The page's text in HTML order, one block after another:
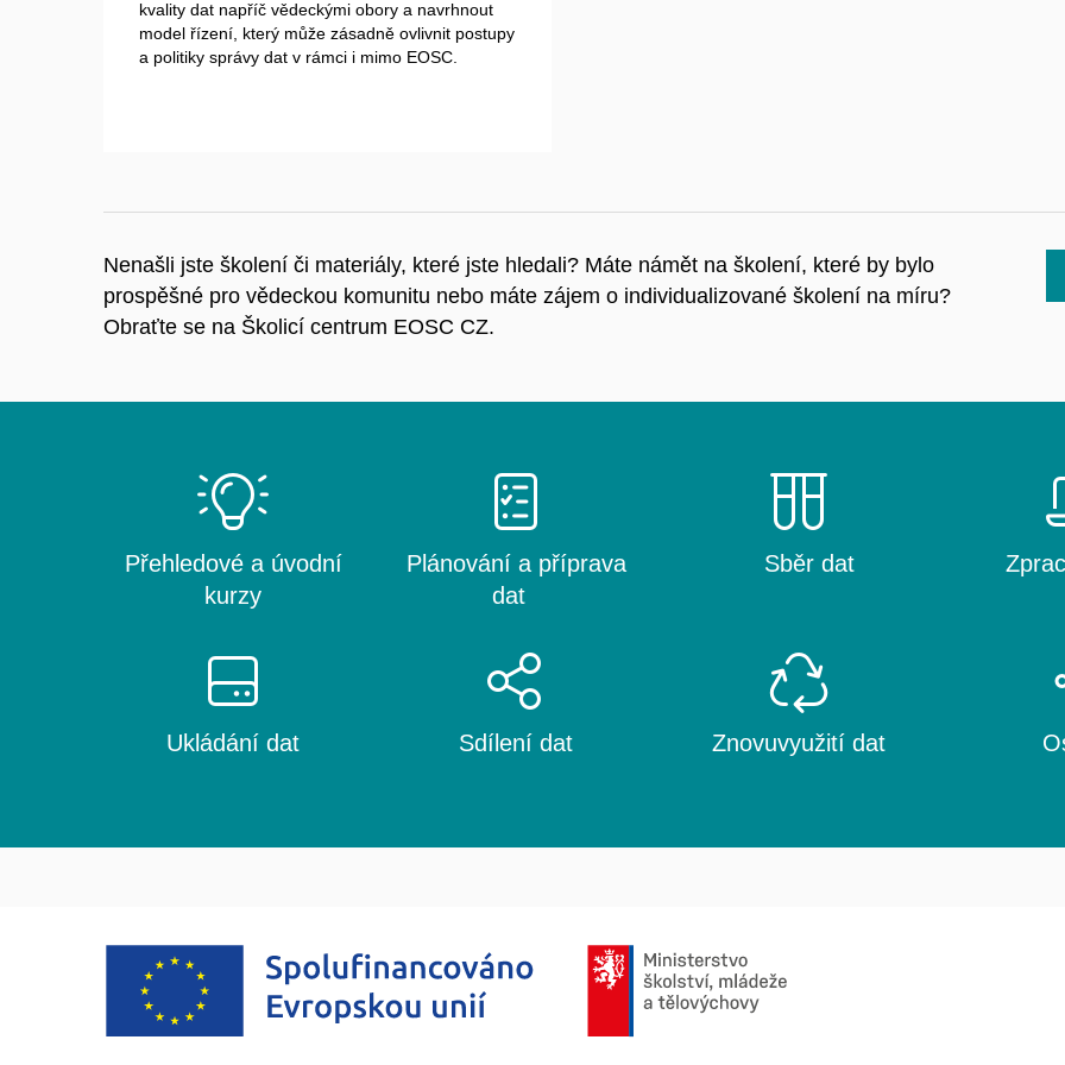
kvality dat napříč vědeckými obory a navrhnout
model řízení, který může zásadně ovlivnit postupy
a politiky správy dat v rámci i mimo EOSC.
Nenašli jste školení či materiály, které jste hledali? Máte námět na školení, které by bylo
prospěšné pro vědeckou komunitu nebo máte zájem o individualizované školení na míru?
Obraťte se na Školicí centrum EOSC CZ.
Přehledové a úvodní
kurzy
Ukládání dat
Plánování a příprava
dat
Sdílení dat
Sběr dat
Znovuvyužití dat